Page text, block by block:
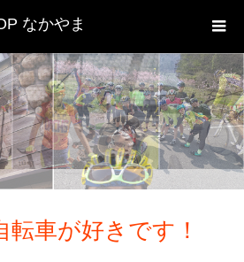
なかやま
転車が好きです！